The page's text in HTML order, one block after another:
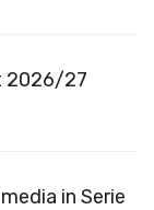
2026/27
in Serie